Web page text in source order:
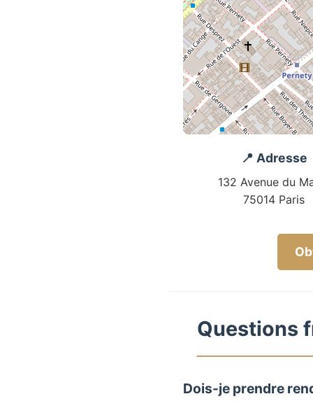
📍 Adresse
132 Avenue du
75014 Paris
Questions
Dois-je prendre